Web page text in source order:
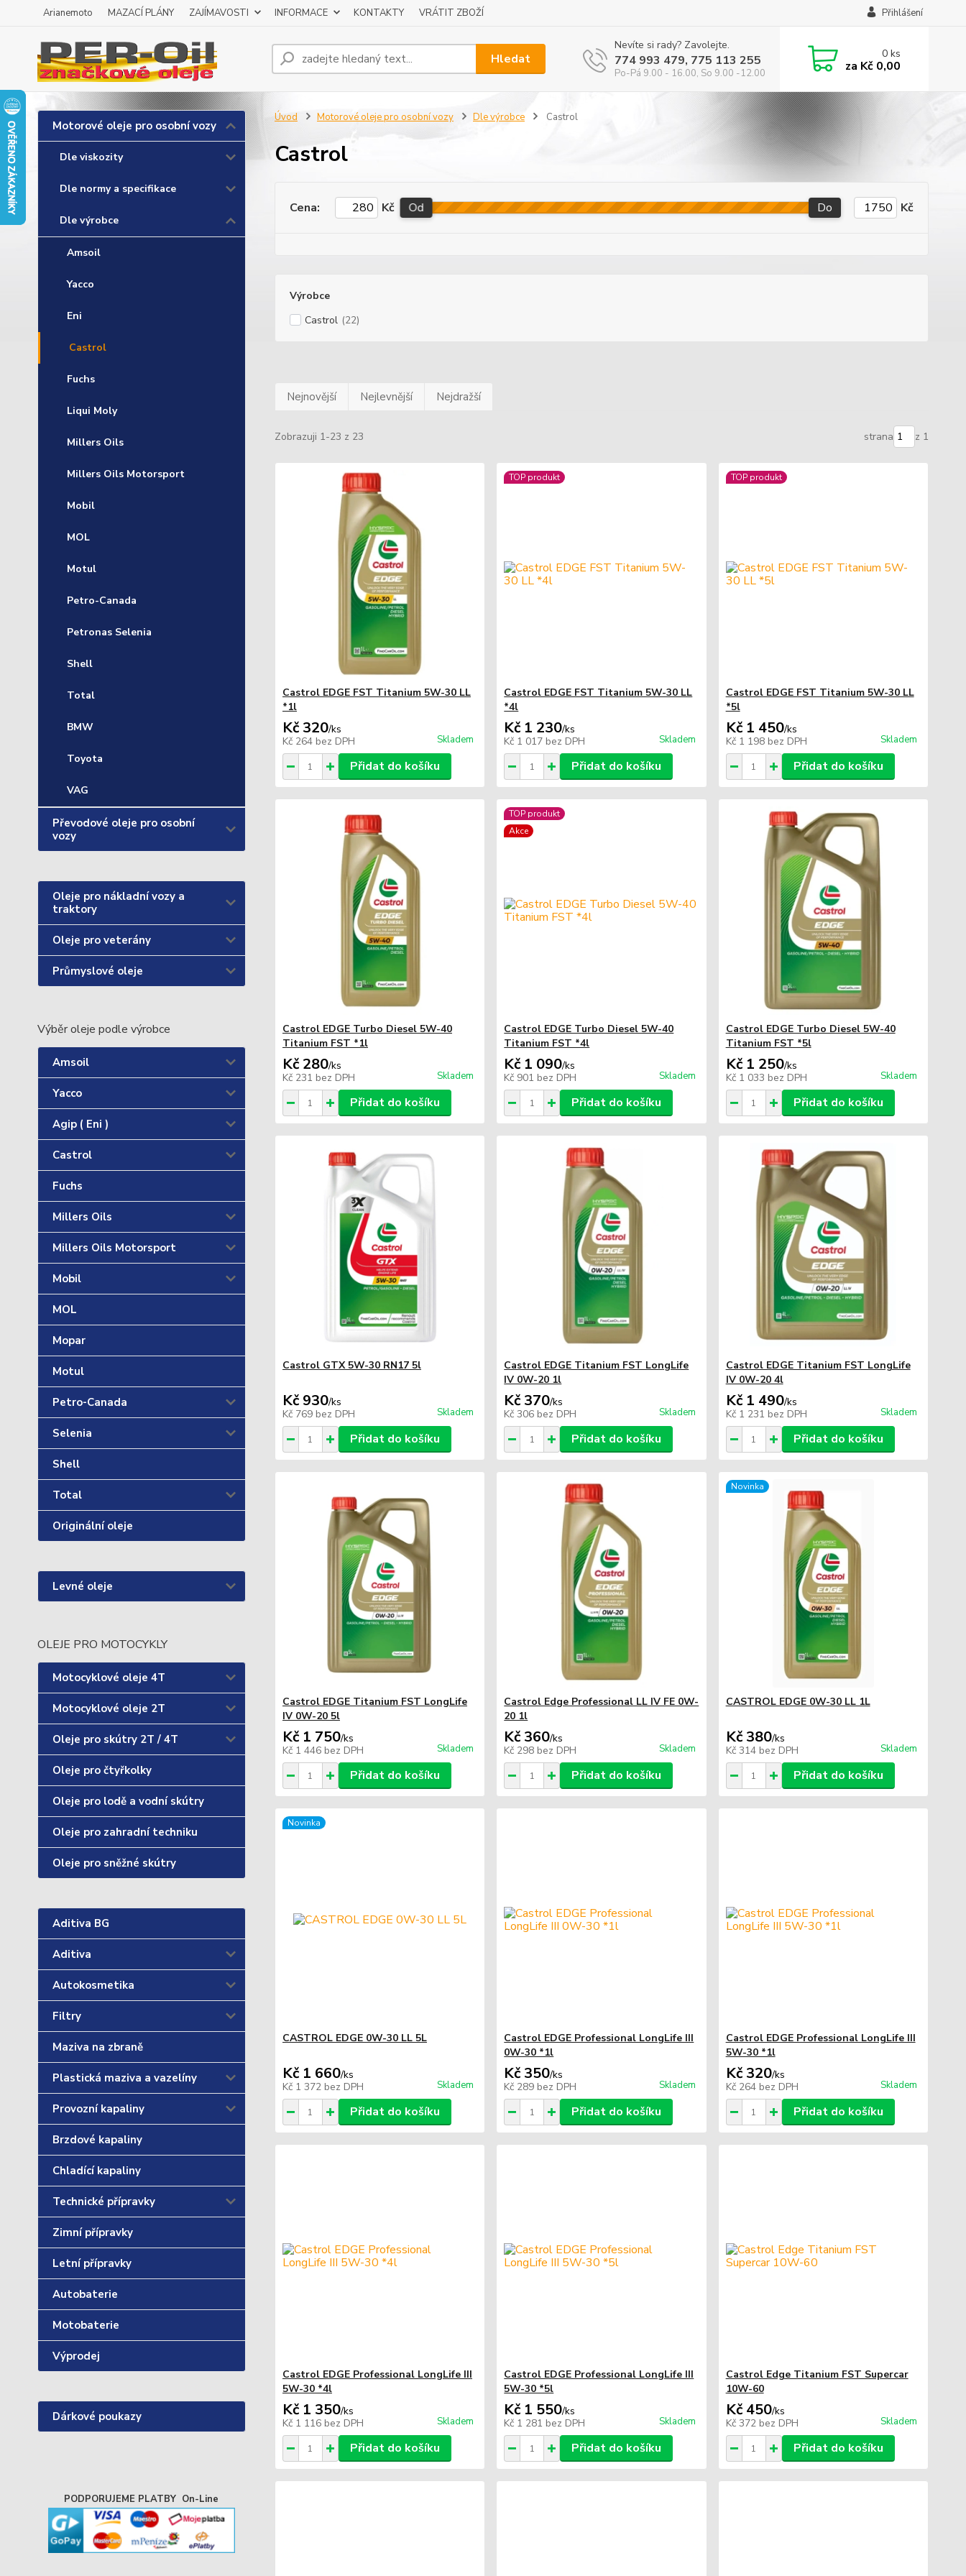
Arianemoto MAZACÍ PLÁNY ZAJÍMAVOSTI INFORMACE KONTAKTY VRÁTIT ZBOŽÍ Přihlášení
Hledat
Nevíte si rady? Zavolejte.
774 993 479, 775 113 255
Po-Pá 9.00 - 16.00, So 9.00 -12.00
0ks
za Kč 0,00
Motorové oleje pro osobní vozy
Dle viskozity
Dle normy a specifikace
Dle výrobce
Amsoil
Yacco
Eni
Castrol
Fuchs
Liqui Moly
Millers Oils
Millers Oils Motorsport
Mobil
MOL
Motul
Petro-Canada
Petronas Selenia
Shell
Total
BMW
Toyota
VAG
Převodové oleje pro osobní
vozy
Oleje pro nákladní vozy a
traktory
Oleje pro veterány
Průmyslové oleje
Výběr oleje podle výrobce
Amsoil
Yacco
Agip ( Eni )
Castrol
Fuchs
Millers Oils
Millers Oils Motorsport
Mobil
MOL
Mopar
Motul
Petro-Canada
Selenia
Shell
Total
Originální oleje
Levné oleje
OLEJE PRO MOTOCYKLY
Motocyklové oleje 4T
Motocyklové oleje 2T
Oleje pro skútry 2T / 4T
Oleje pro čtyřkolky
Oleje pro lodě a vodní skútry
Oleje pro zahradní techniku
Oleje pro sněžné skútry
Aditiva BG
Aditiva
Autokosmetika
Filtry
Maziva na zbraně
Plastická maziva a vazelíny
Provozní kapaliny
Brzdové kapaliny
Chladící kapaliny
Technické přípravky
Zimní přípravky
Letní přípravky
Autobaterie
Motobaterie
Výprodej
Dárkové poukazy
PODPORUJEME PLATBY On-Line
Úvod Motorové oleje pro osobní vozy Dle výrobce Castrol
Castrol
Cena: Kč Od Do Kč
Výrobce
Castrol (22)
Nejnovější Nejlevnější Nejdražší
Zobrazuji 1-23 z 23 strana z 1
Castrol EDGE FST Titanium 5W-30 LL
*1l
Kč 320/ks
Kč 264 bez DPH Skladem
Přidat do košíku
TOP produkt
Castrol EDGE FST Titanium 5W-30 LL
*4l
Kč 1 230/ks
Kč 1 017 bez DPH Skladem
Přidat do košíku
TOP produkt
Castrol EDGE FST Titanium 5W-30 LL
*5l
Kč 1 450/ks
Kč 1 198 bez DPH Skladem
Přidat do košíku
Castrol EDGE Turbo Diesel 5W-40
Titanium FST *1l
Kč 280/ks
Kč 231 bez DPH Skladem
Přidat do košíku
TOP produkt
Akce
Castrol EDGE Turbo Diesel 5W-40
Titanium FST *4l
Kč 1 090/ks
Kč 901 bez DPH Skladem
Přidat do košíku
Castrol EDGE Turbo Diesel 5W-40
Titanium FST *5l
Kč 1 250/ks
Kč 1 033 bez DPH Skladem
Přidat do košíku
Castrol GTX 5W-30 RN17 5l
Kč 930/ks
Kč 769 bez DPH Skladem
Přidat do košíku
Castrol EDGE Titanium FST LongLife
IV 0W-20 1l
Kč 370/ks
Kč 306 bez DPH Skladem
Přidat do košíku
Castrol EDGE Titanium FST LongLife
IV 0W-20 4l
Kč 1 490/ks
Kč 1 231 bez DPH Skladem
Přidat do košíku
Castrol EDGE Titanium FST LongLife
IV 0W-20 5l
Kč 1 750/ks
Kč 1 446 bez DPH Skladem
Přidat do košíku
Castrol Edge Professional LL IV FE 0W-
20 1l
Kč 360/ks
Kč 298 bez DPH Skladem
Přidat do košíku
Novinka
CASTROL EDGE 0W-30 LL 1L
Kč 380/ks
Kč 314 bez DPH Skladem
Přidat do košíku
Novinka
CASTROL EDGE 0W-30 LL 5L
Kč 1 660/ks
Kč 1 372 bez DPH Skladem
Přidat do košíku
Castrol EDGE Professional LongLife III
0W-30 *1l
Kč 350/ks
Kč 289 bez DPH Skladem
Přidat do košíku
Castrol EDGE Professional LongLife III
5W-30 *1l
Kč 320/ks
Kč 264 bez DPH Skladem
Přidat do košíku
Castrol EDGE Professional LongLife III
5W-30 *4l
Kč 1 350/ks
Kč 1 116 bez DPH Skladem
Přidat do košíku
Castrol EDGE Professional LongLife III
5W-30 *5l
Kč 1 550/ks
Kč 1 281 bez DPH Skladem
Přidat do košíku
Castrol Edge Titanium FST Supercar
10W-60
Kč 450/ks
Kč 372 bez DPH Skladem
Přidat do košíku